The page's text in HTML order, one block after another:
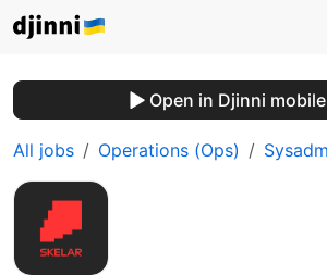
Open in Djinni
All jobs Operations (Ops)